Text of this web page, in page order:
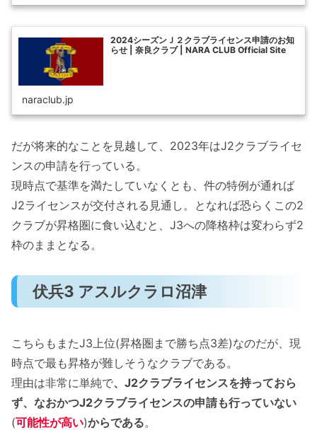
2024シーズンＪ２クラブライセンス申請のお知
らせ | 奈良クラブ | NARA CLUB Official Site
naraclub.jp
だが将来的なことを見越して、2023年はJ2クラブライセ
ンスの申請を行っている。
現時点で基準を満たしていなくとも、件の特例が通れば
J2ライセンスが交付される見通し。となれば恐らくこの2
クラブが昇格圏に食い込むと、J3への降格枠は変わらず2
枠のままとなる。
伏兵3 アスルクラロ沼津
こちらもまたJ3上位(昇格圏まで勝ち点3差)なのだが、現
時点で最も昇格が難しそうなクラブである。
理由は非常に単純で、J2クラブライセンスを持っておら
ず、なおかつJ2クラブライセンスの申請も行っていない
(可能性が高い)からである。